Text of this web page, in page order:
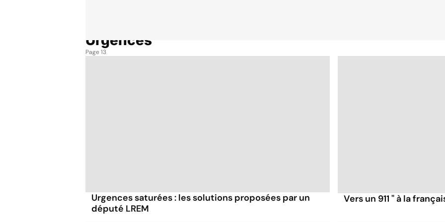
Urgences
Page 13
Urgences saturées : les solutions proposées par un
député LREM
Vers un 911 " à la